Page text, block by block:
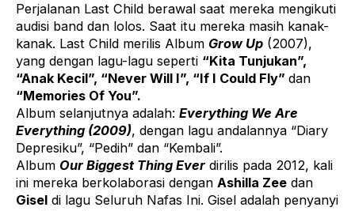
Perjalanan Last Child berawal saat mereka mengikuti
audisi band dan lolos. Saat itu mereka masih kanak-
kanak. Last Child merilis Album Grow Up (2007),
yang dengan lagu-lagu seperti “Kita Tunjukan”,
“Anak Kecil”, “Never Will I”, “If I Could Fly” dan
“Memories Of You”.
Album selanjutnya adalah: Everything We Are
Everything (2009), dengan lagu andalannya “Diary
Depresiku”, “Pedih” dan “Kembali”.
Album Our Biggest Thing Ever dirilis pada 2012, kali
ini mereka berkolaborasi dengan Ashilla Zee dan
Gisel di lagu Seluruh Nafas Ini. Gisel adalah penyanyi